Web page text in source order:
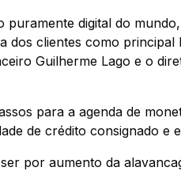
puramente digital do
dos clientes como
Guilherme Lago e o
para a agenda de
de crédito consignado e
por aumento da